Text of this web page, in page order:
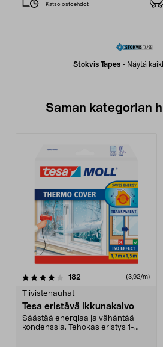
Stokvis Tapes - Näytä
Katso ostoehdot
Saman kategorian
182 (3,92/m)
Tiivistenauhat
Tesa eristävä ikkunakalvo
Säästää energiaa ja vähäntää
kondenssia. Tehokas eristys 1-
4.5 viidestä